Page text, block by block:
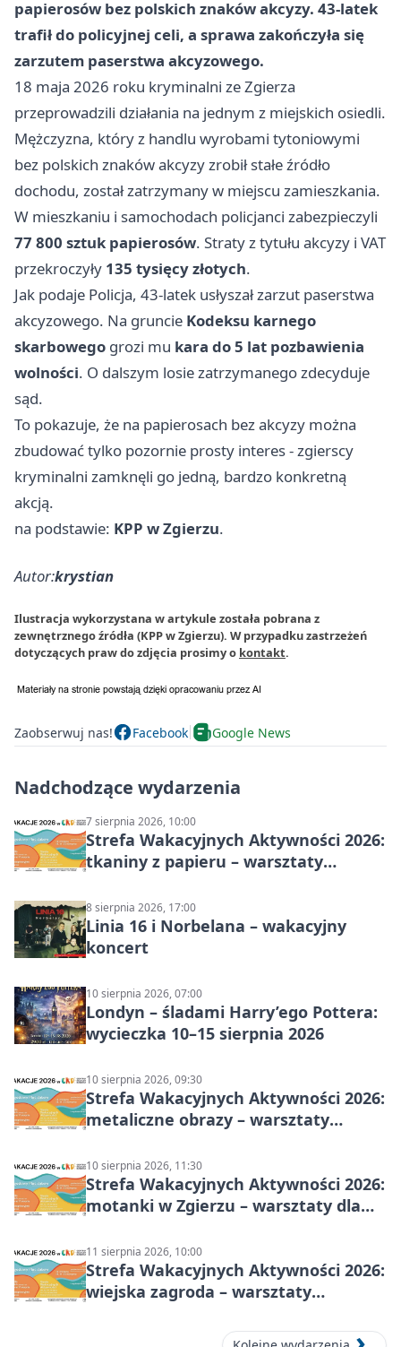
papierosów bez polskich znaków akcyzy. 43-latek
trafił do policyjnej celi, a sprawa zakończyła się
zarzutem paserstwa akcyzowego.
18 maja 2026 roku kryminalni ze Zgierza
przeprowadzili działania na jednym z miejskich osiedli.
Mężczyzna, który z handlu wyrobami tytoniowymi
bez polskich znaków akcyzy zrobił stałe źródło
dochodu, został zatrzymany w miejscu zamieszkania.
W mieszkaniu i samochodach policjanci zabezpieczyli
77 800 sztuk papierosów. Straty z tytułu akcyzy i VAT
przekroczyły 135 tysięcy złotych.
Jak podaje Policja, 43-latek usłyszał zarzut paserstwa
akcyzowego. Na gruncie Kodeksu karnego
skarbowego grozi mu kara do 5 lat pozbawienia
wolności. O dalszym losie zatrzymanego zdecyduje
sąd.
To pokazuje, że na papierosach bez akcyzy można
zbudować tylko pozornie prosty interes - zgierscy
kryminalni zamknęli go jedną, bardzo konkretną
akcją.
na podstawie: KPP w Zgierzu.
Autor:krystian
Ilustracja wykorzystana w artykule została pobrana z
zewnętrznego źródła (KPP w Zgierzu). W przypadku zastrzeżeń
dotyczących praw do zdjęcia prosimy o kontakt.
Zaobserwuj nas! Facebook Google News
Nadchodzące wydarzenia
7 sierpnia 2026, 10:00
Strefa Wakacyjnych Aktywności 2026:
tkaniny z papieru – warsztaty
8 sierpnia 2026, 17:00
Linia 16 i Norbelana – wakacyjny
koncert
10 sierpnia 2026, 07:00
Londyn – śladami Harry’ego Pottera:
wycieczka 10–15 sierpnia 2026
10 sierpnia 2026, 09:30
Strefa Wakacyjnych Aktywności 2026:
metaliczne obrazy – warsztaty
10 sierpnia 2026, 11:30
Strefa Wakacyjnych Aktywności 2026:
motanki w Zgierzu – warsztaty dla
11 sierpnia 2026, 10:00
Strefa Wakacyjnych Aktywności 2026:
wiejska zagroda – warsztaty